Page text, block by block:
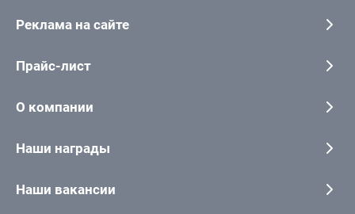
Реклама на сайте
Прайс-лист
О компании
Наши награды
Наши вакансии